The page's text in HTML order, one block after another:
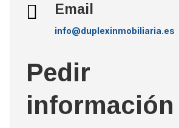
 Email
info@duplexinmobiliaria.es
Pedir
información